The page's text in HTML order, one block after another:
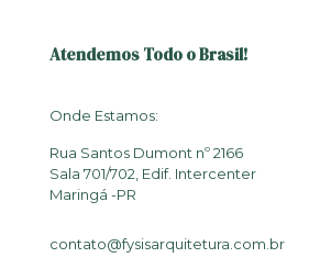
Atendemos Todo o Brasil!
Onde Estamos:
Rua Santos Dumont nº 2166
Sala 701/702, Edif. Intercenter
Maringá -PR
contato@fysisarquitetura.com.br